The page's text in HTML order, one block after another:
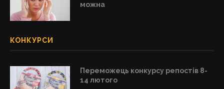
можна
КОНКУРСИ
Переможець конкурсу репостів 8-
14 лютого